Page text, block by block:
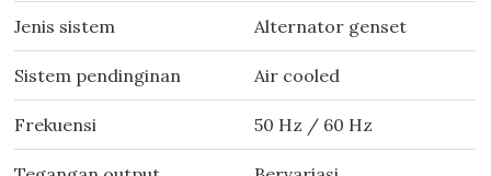
Jenis sistem
Alternator genset
Sistem pendinginan Air cooled
Frekuensi 50 Hz / 60 Hz